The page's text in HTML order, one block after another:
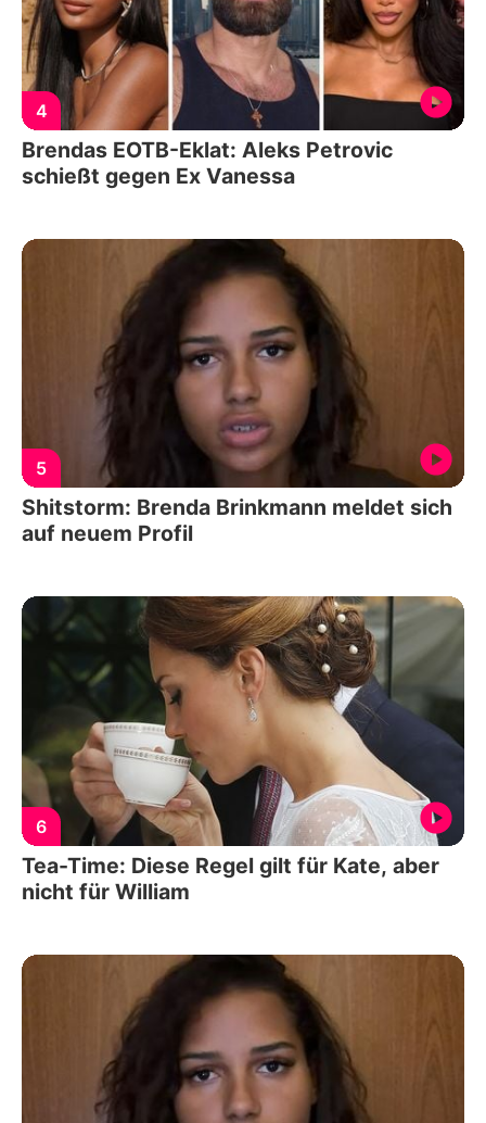
4
Brendas EOTB-Eklat: Aleks Petrovic
schießt gegen Ex Vanessa
5
Shitstorm: Brenda Brinkmann meldet sich
auf neuem Profil
6
Tea-Time: Diese Regel gilt für Kate, aber
nicht für William